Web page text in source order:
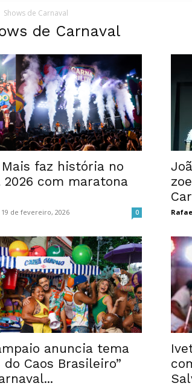
Shows de Carnaval
de Carnaval
Mais faz história no
2026 com maratona
19 de fevereiro, 2026 0
anuncia tema
do Caos Brasileiro”